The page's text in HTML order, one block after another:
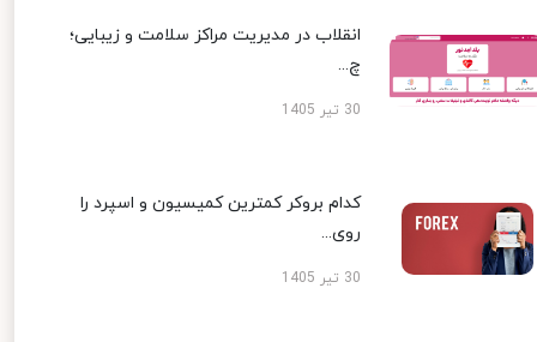
انقلاب در مدیریت مراکز سلامت و زیبایی؛
چ...
30 تیر 1405
کدام بروکر کمترین کمیسیون و اسپرد را
روی...
30 تیر 1405